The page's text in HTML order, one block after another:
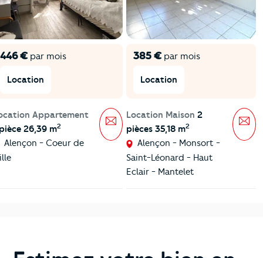
446 €par mois
Location
Appartement
26,39 m2
Alençon - Coeur de
Message
385 €par mois
Location
Location Maison 2
pièces 35,18 m2
Alençon - Monsort -
Saint-Léonard - Haut
Eclair - Mantelet